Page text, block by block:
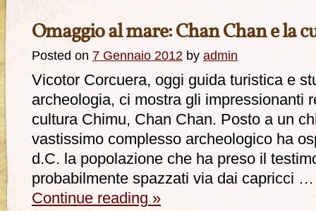
Omaggio al mare: Chan Chan e la
Posted on 7 Gennaio 2012 by admin
Vicotor Corcuera, oggi guida turistica e
archeologia, ci mostra gli impressionanti
cultura Chimu, Chan Chan. Posto a un
vastissimo complesso archeologico ha
d.C. la popolazione che ha preso il
probabilmente spazzati via dai capricci …
Continue reading »